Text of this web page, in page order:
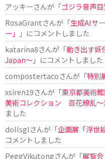
アッキーさんが「ゴジラ音声
RosaGrantさんが「生成AIサ
ー」
」にコメントしました
katarina8さんが「動き出す
Japan〜」にコメントしました
compostertacoさんが「特別
xsiren19さんが「東京都美術
美術コレクション 百花繚乱～
ました
dollsglさんが「企画展「浮世
コメントしました
PeggVikutongさんが「展覧